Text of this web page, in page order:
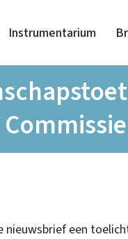
Instrumentarium
nieuwsbrief een